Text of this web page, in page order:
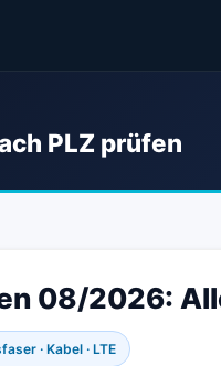
PLZ prüfen
08/2026:
· Kabel · LTE